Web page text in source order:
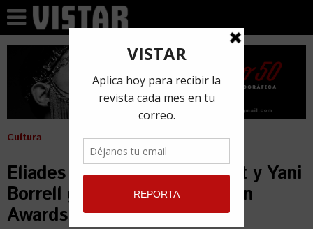
Cultura
Eliades Ochoa, Miguel Barnet y Yani
Borrell ganadores en los Latin
Awards Canada